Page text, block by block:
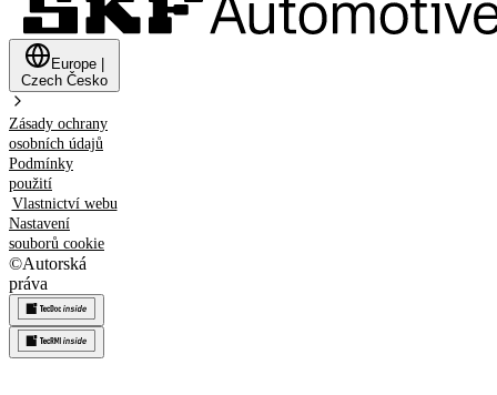
Europe
Czech Česko
Zásady ochrany
osobních údajů
Podmínky
použití
Vlastnictví webu
Nastavení
souborů cookie
©Autorská
práva